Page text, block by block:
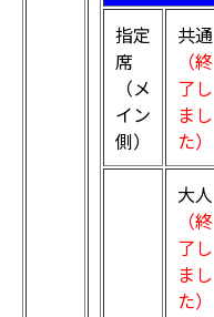
指定
席
（メ
イン
側）
共通
（終
了し
まし
た）
大人
（終
了し
まし
た）